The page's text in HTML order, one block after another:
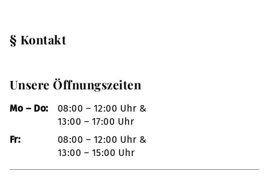
§ Kontakt
Unsere Öffnungszeiten
Mo – Do:
08:00 – 12:00 Uhr &
13:00 – 17:00 Uhr
Fr:
08:00 – 12:00 Uhr &
13:00 – 15:00 Uhr